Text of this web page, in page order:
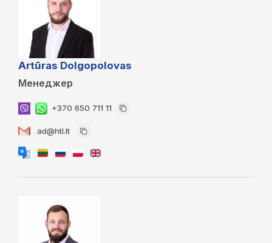
Artūras Dolgopolovas
Менеджер
+370 650 711 11
ad@htl.lt